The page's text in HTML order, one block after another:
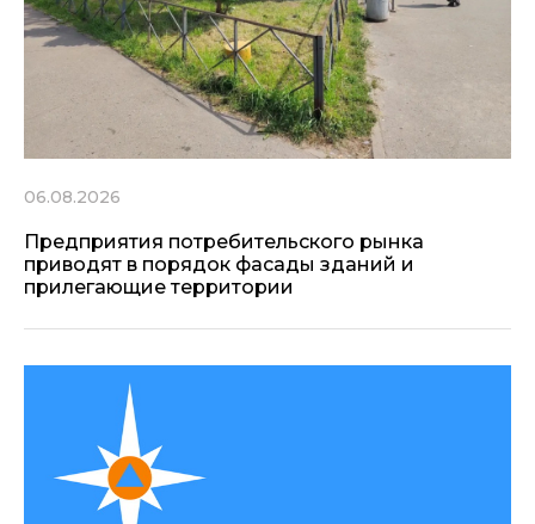
06.08.2026
Предприятия потребительского рынка
приводят в порядок фасады зданий и
прилегающие территории